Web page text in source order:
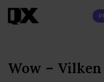
Wow –